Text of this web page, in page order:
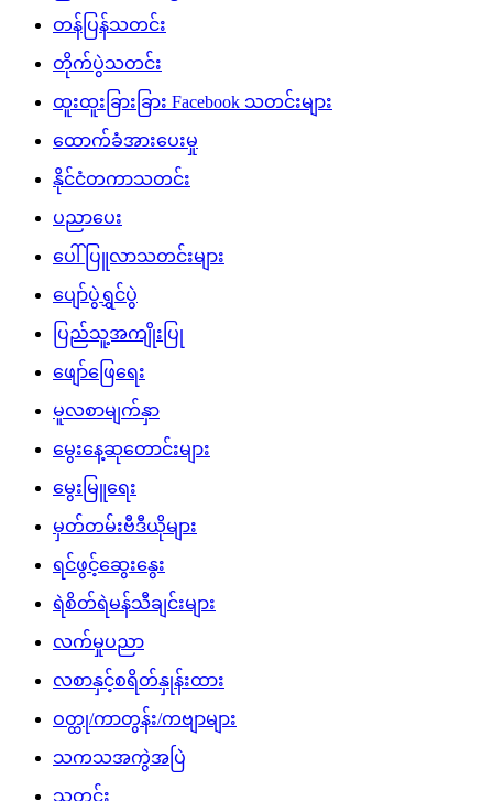
တန်ပြန်သတင်း
တိုက်ပွဲသတင်း
ထူးထူးခြားခြား Facebook သတင်းများ
ထောက်ခံအားပေးမှု
နိုင်ငံတကာသတင်း
ပညာပေး
ပေါ်ပြူလာသတင်းများ
ပျော်ပွဲရွှင်ပွဲ
ပြည်သူ့အကျိုးပြု
ဖျော်ဖြေရေး
မူလစာမျက်နှာ
မွေးနေ့ဆုတောင်းများ
မွေးမြူရေး
မှတ်တမ်းဗီဒီယိုများ
ရင်ဖွင့်ဆွေးနွေး
ရဲစိတ်ရဲမန်သီချင်းများ
လက်မှုပညာ
လစာနှင့်စရိတ်နှုန်းထား
ဝတ္ထု/ကာတွန်း/ကဗျာများ
သကသအကွဲအပြဲ
သတင်း